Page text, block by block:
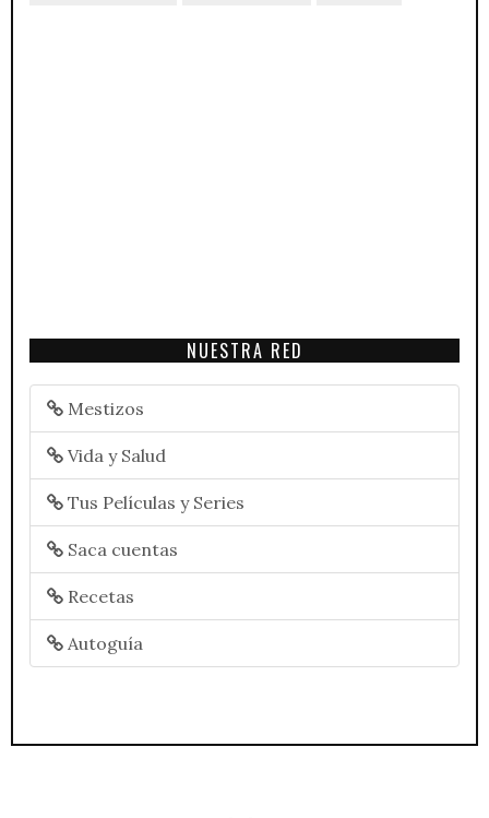
NUESTRA RED
Mestizos
Vida y Salud
Tus Películas y Series
Saca cuentas
Recetas
Autoguía